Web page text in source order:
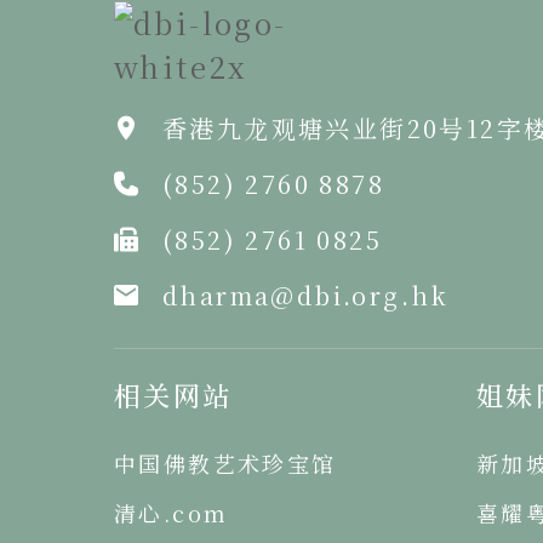
香港九龙观塘兴业街20号12字
(852) 2760 8878
(852) 2761 0825
dharma@dbi.org.hk
相关网站
中国佛教艺术珍宝馆
清心.com
姐
新加
喜耀